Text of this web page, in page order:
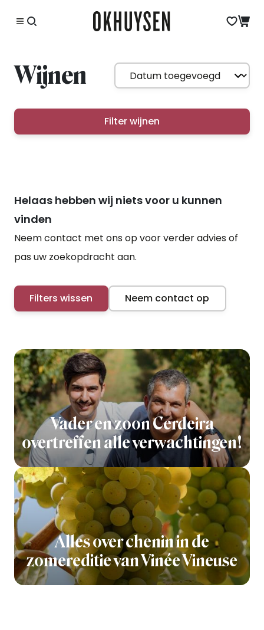
Wijnen
Filter wijnen
Helaas hebben wij niets voor u kunnen
vinden
Neem contact met ons op voor verder advies of
pas uw zoekopdracht aan.
Filters wissen Neem contact op
Vader en zoon Cerdeira
overtreffen alle verwachtingen!
Alles over chenin in de
zomereditie van Vinée Vineuse